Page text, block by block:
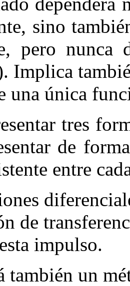
sino
pero
Implica
una única
tres
de
entre
de
impulso.
también un